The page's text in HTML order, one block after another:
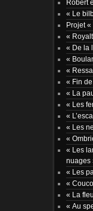
Robert
« Le
Projet
«
« De la
«
«
« Fin
« La
« Les
«
« Les
«
« Les
nuages
« Les
«
« La
« Au